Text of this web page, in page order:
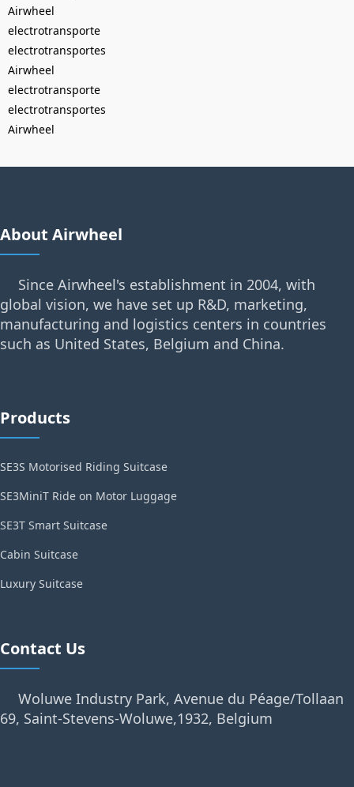
Airwheel
electrotransporte
electrotransportes
Airwheel
electrotransporte
electrotransportes
Airwheel
About Airwheel
Since Airwheel's establishment in 2004, with
global vision, we have set up R&D, marketing,
manufacturing and logistics centers in countries
such as United States, Belgium and China.
Products
SE3S Motorised Riding Suitcase
SE3MiniT Ride on Motor Luggage
SE3T Smart Suitcase
Cabin Suitcase
Luxury Suitcase
Contact Us
Woluwe Industry Park, Avenue du Péage/Tollaan
69, Saint-Stevens-Woluwe,1932, Belgium